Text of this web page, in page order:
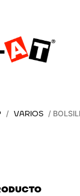
/ VARIOS /